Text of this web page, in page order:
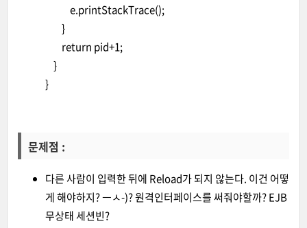
e.printStackTrace();
}
return pid+1;
}
}
문제점 :
다른 사람이 입력한 뒤에 Reload가 되지 않는다. 이건 어떻
게 해야하지? ㅡㅅ-)? 원격인터페이스를 써줘야할까? EJB
무상태 세션빈?